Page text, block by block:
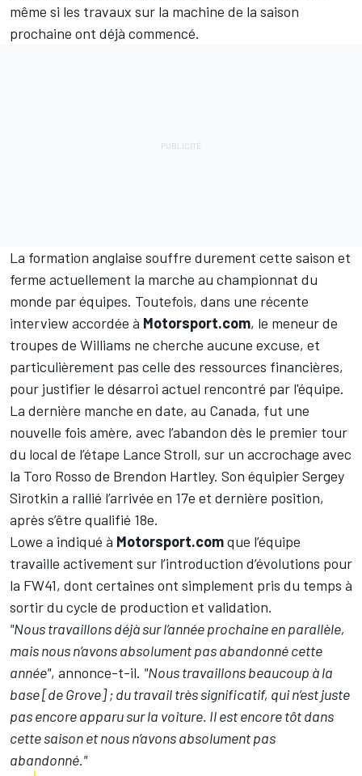
même si les travaux sur la machine de la saison
prochaine ont déjà commencé.
La formation anglaise souffre durement cette saison et
ferme actuellement la marche au championnat du
monde par équipes. Toutefois, dans une récente
interview accordée à Motorsport.com, le meneur de
troupes de Williams ne cherche aucune excuse, et
particulièrement pas celle des ressources financières,
pour justifier le désarroi actuel rencontré par l'équipe.
La dernière manche en date, au Canada, fut une
nouvelle fois amère, avec l’abandon dès le premier tour
du local de l’étape Lance Stroll, sur un accrochage avec
la Toro Rosso de Brendon Hartley. Son équipierSergey
Sirotkin a rallié l’arrivée en 17e et dernière position,
après s’être qualifié 18e.
Lowe a indiqué à Motorsport.comque l’équipe
travaille activement sur l’introduction d’évolutions pour
la FW41, dont certaines ont simplement pris du temps à
sortir du cycle de production et validation.
"Nous travaillons déjà sur l’année prochaine en parallèle,
mais nous n’avons absolument pas abandonné cette
année", annonce-t-il. "Nous travaillons beaucoup à la
base [de Grove] ; du travail très significatif, qui n’est juste
pas encore apparu sur la voiture. Il est encore tôt dans
cette saison et nous n’avons absolument pas
abandonné."